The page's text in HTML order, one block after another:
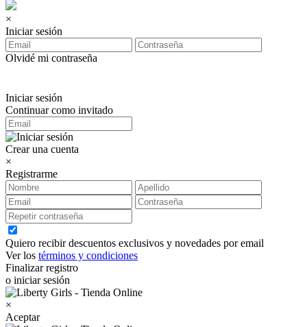
×
Iniciar sesión
Olvidé mi contraseña
Iniciar sesión
Continuar como invitado
Crear una cuenta
×
Registrarme
Quiero recibir descuentos exclusivos y novedades por email
Ver los términos y condiciones
Finalizar registro
o iniciar sesión
×
Aceptar